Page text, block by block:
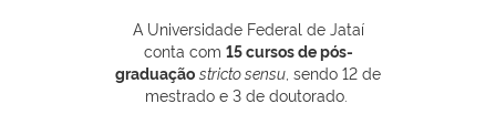
A Universidade Federal de Jataí
conta com 15 cursos de pós-
graduação stricto sensu , sendo 12 de
mestrado e 3 de doutorado.